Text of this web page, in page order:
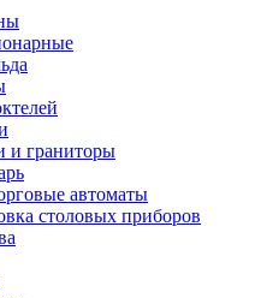
и граниторы
автоматы
столовых приборов